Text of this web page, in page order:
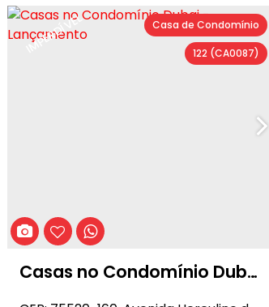
IMPERDÍVEL 122 (CA0087)
Casa de Condomínio
Casas no Condomínio Dubai